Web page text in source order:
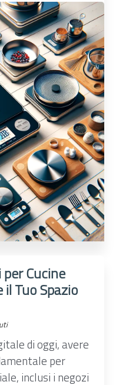
Cucine
il Tuo Spazio
di oggi, avere
per
inclusi i negozi